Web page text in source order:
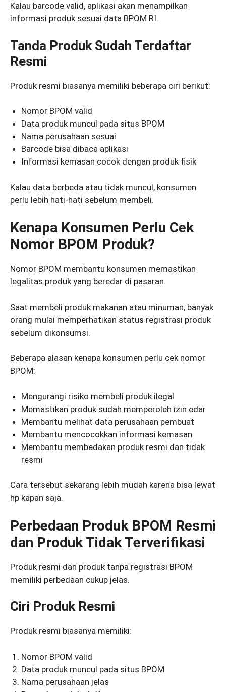
Kalau barcode valid, aplikasi akan menampilkan
informasi produk sesuai data BPOM RI.
Tanda Produk Sudah Terdaftar
Resmi
Produk resmi biasanya memiliki beberapa ciri berikut:
Nomor BPOM valid
Data produk muncul pada situs BPOM
Nama perusahaan sesuai
Barcode bisa dibaca aplikasi
Informasi kemasan cocok dengan produk fisik
Kalau data berbeda atau tidak muncul, konsumen
perlu lebih hati-hati sebelum membeli.
Kenapa Konsumen Perlu Cek
Nomor BPOM Produk?
Nomor BPOM membantu konsumen memastikan
legalitas produk yang beredar di pasaran.
Saat membeli produk makanan atau minuman, banyak
orang mulai memperhatikan status registrasi produk
sebelum dikonsumsi.
Beberapa alasan kenapa konsumen perlu cek nomor
BPOM:
Mengurangi risiko membeli produk ilegal
Memastikan produk sudah memperoleh izin edar
Membantu melihat data perusahaan pembuat
Membantu mencocokkan informasi kemasan
Membantu membedakan produk resmi dan tidak
resmi
Cara tersebut sekarang lebih mudah karena bisa lewat
hp kapan saja.
Perbedaan Produk BPOM Resmi
dan Produk Tidak Terverifikasi
Produk resmi dan produk tanpa registrasi BPOM
memiliki perbedaan cukup jelas.
Ciri Produk Resmi
Produk resmi biasanya memiliki:
Nomor BPOM valid
Data produk muncul pada situs BPOM
Nama perusahaan jelas